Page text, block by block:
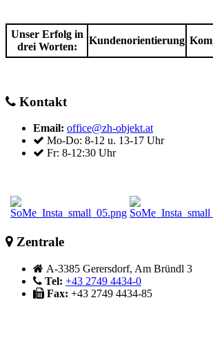
Unser Erfolg in
drei Worten:
Kundenorientierung
Kontakt
Email: office@zh-objekt.at
Mo-Do: 8-12 u. 13-17 Uhr
Fr: 8-12:30 Uhr
Zentrale
A-3385 Gerersdorf, Am Bründl 3
Tel: +43 2749 4434-0
Fax: +43 2749 4434-85